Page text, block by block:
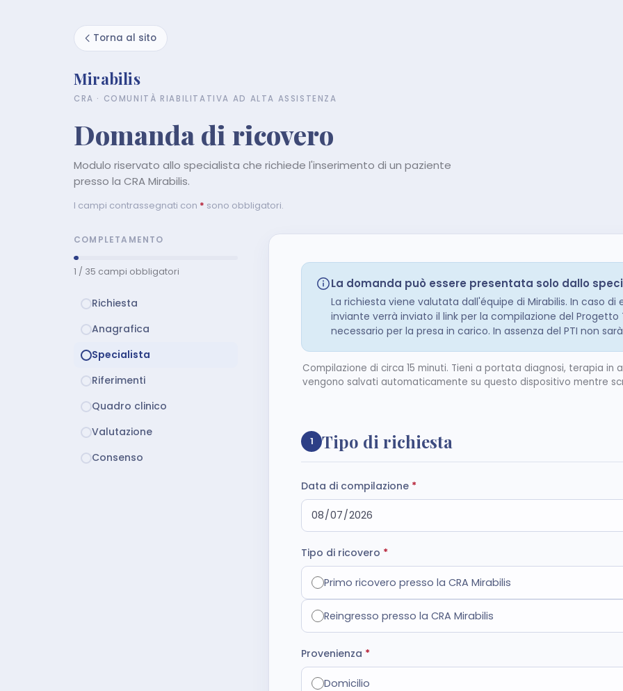
Torna al sito
Mirabilis
CRA · COMUNITÀ RIABILITATIVA AD ALTA ASSISTENZA
Domanda di ricovero
Modulo riservato allo specialista che richiede l'inserimento di un paziente
presso la CRA Mirabilis.
I campi contrassegnati con * sono obbligatori.
COMPLETAMENTO
1 / 35 campi obbligatori
Richiesta
Anagrafica
Specialista
Riferimenti
Quadro clinico
Valutazione
Consenso
La domanda può essere presentata solo dallo
La richiesta viene valutata dall'équipe di Mirabilis. In caso
inviante verrà inviato il link per la compilazione del
necessario per la presa in carico. In assenza del PTI non
Compilazione di circa 15 minuti. Tieni a portata diagnosi, terapia
vengono salvati automaticamente su questo dispositivo mentre
1 Tipo di richiesta
Data di compilazione *
Tipo di ricovero *
Primo ricovero presso la CRA Mirabilis
Reingresso presso la CRA Mirabilis
Provenienza *
Domicilio